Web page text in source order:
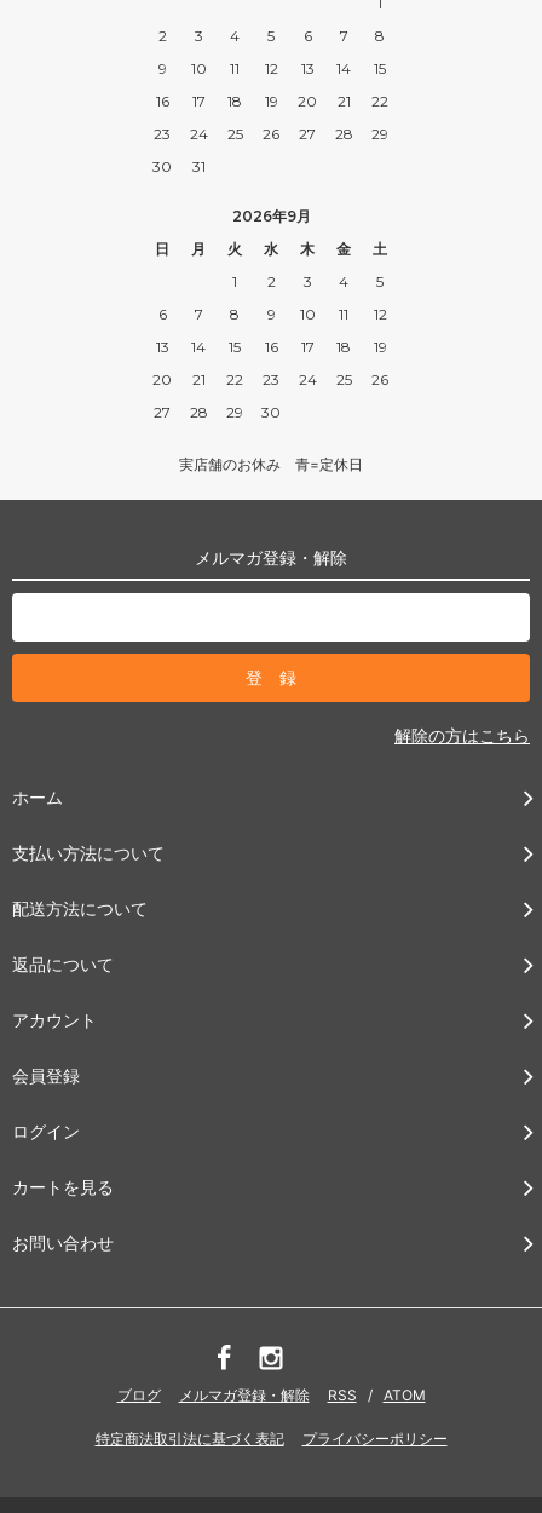
2
3 4 5 6 7
8
9
10 11 12 13 14
15
16
17 18 19 20 21
22
23
24 25 26 27 28
29
30
31
2026年9月
日
月 火 水 木 金
土
1
2 3 4
5
6
7 8 9 10 11
12
13
14 15 16 17 18
19
20
21 22 23 24 25
26
27
28 29 30
実店舗のお休み 青=定休日
メルマガ登録・解除
解除の方はこちら
ホーム
支払い方法について
配送方法について
返品について
アカウント
会員登録
ログイン
カートを見る
お問い合わせ
ブログ メルマガ登録・解除 RSS / ATOM
特定商法取引法に基づく表記 プライバシーポリシー